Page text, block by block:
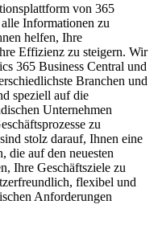
von 365
Informationen zu
helfen, Ihre
Effizienz zu steigern. Wir
365 Business Central und
Branchen und
speziell auf die
Unternehmen
zu
stolz darauf, Ihnen eine
die auf den neuesten
Ihre Geschäftsziele zu
flexibel und
Anforderungen